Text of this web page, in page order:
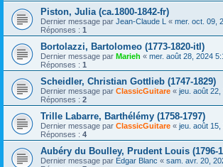
Piston, Julia (ca.1800-1842-fr)
Dernier message par Jean-Claude L « mer. oct. 09,
Réponses : 1
Bortolazzi, Bartolomeo (1773-1820-itl)
Dernier message par Marieh « mer. août 28, 2024
Réponses : 1
Scheidler, Christian Gottlieb (1747-1829)
Dernier message par ClassicGuitare « jeu. août
Réponses : 2
Trille Labarre, Barthélémy (1758-1797)
Dernier message par ClassicGuitare « jeu. août
Réponses : 4
Aubéry du Boulley, Prudent Louis (1796-
Dernier message par Edgar Blanc « sam. avr. 20,